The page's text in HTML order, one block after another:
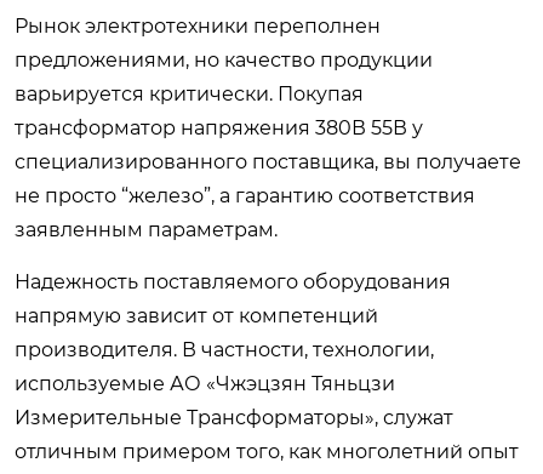
Рынок электротехники переполнен
предложениями, но качество продукции
варьируется критически. Покупая
трансформатор напряжения 380В 55В у
специализированного поставщика, вы получаете
не просто “железо”, а гарантию соответствия
заявленным параметрам.
Надежность поставляемого оборудования
напрямую зависит от компетенций
производителя. В частности, технологии,
используемые АО «Чжэцзян Тяньцзи
Измерительные Трансформаторы», служат
отличным примером того, как многолетний опыт